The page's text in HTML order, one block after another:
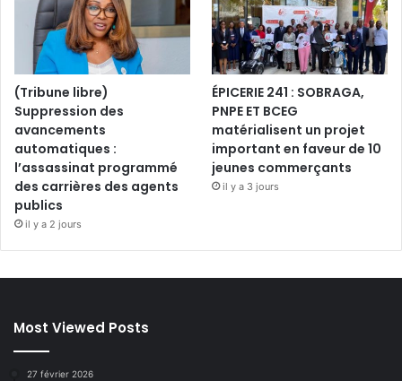
(Tribune libre)
Suppression des
avancements
automatiques :
l’assassinat programmé
des carrières des agents
publics
il y a 2 jours
ÉPICERIE 241 : SOBRAGA,
PNPE ET BCEG
matérialisent un projet
important en faveur de 10
jeunes commerçants
il y a 3 jours
Most Viewed Posts
27 février 2026